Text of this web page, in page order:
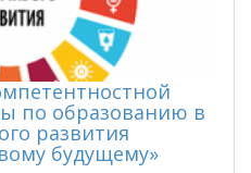
по образованию в
развития
будущему»